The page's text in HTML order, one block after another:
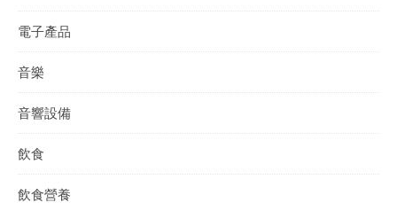
電子產品
音樂
音響設備
飲食
飲食營養